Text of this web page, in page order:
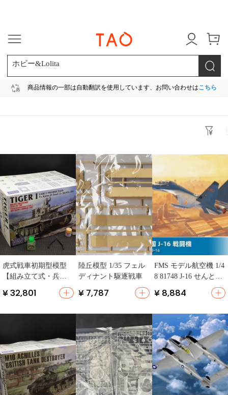
ホビー&Lolita
商品情報の一部は自動翻訳を使用しています、お問い合わせはこちら
虎式戦車初期型模型
【組み立て式・兵士
¥ 32,801
陸丘模型 1/35 フェル
ディナント駆逐戦車
¥ 7,787
FMS モデル航空機 1/4
8 81748 J-16 せんとう
¥ 8,884